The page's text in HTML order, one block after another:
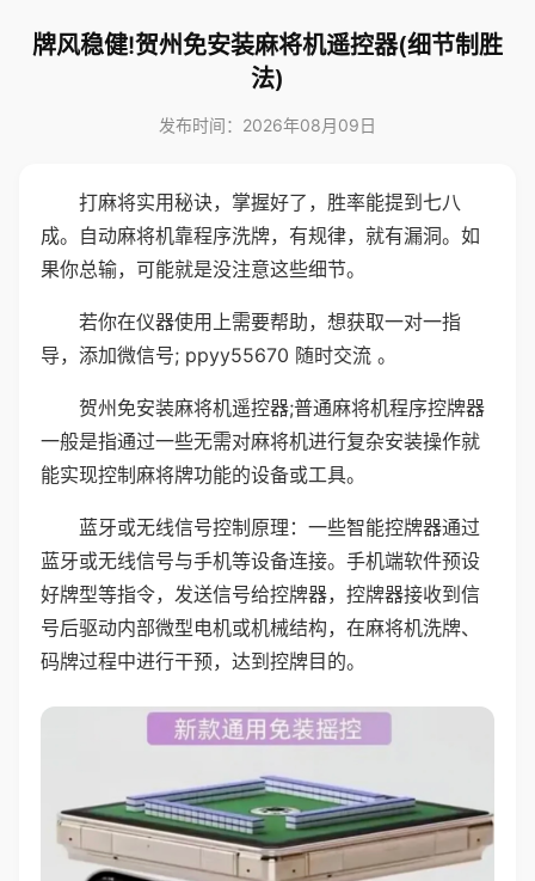
牌风稳健!贺州免安装麻将机遥控器(细节制胜
法)
发布时间：2026年08月09日
打麻将实用秘诀，掌握好了，胜率能提到七八
成。自动麻将机靠程序洗牌，有规律，就有漏洞。如
果你总输，可能就是没注意这些细节。
若你在仪器使用上需要帮助，想获取一对一指
导，添加微信号; ppyy55670 随时交流 。
贺州免安装麻将机遥控器;普通麻将机程序控牌器
一般是指通过一些无需对麻将机进行复杂安装操作就
能实现控制麻将牌功能的设备或工具。
蓝牙或无线信号控制原理：一些智能控牌器通过
蓝牙或无线信号与手机等设备连接。手机端软件预设
好牌型等指令，发送信号给控牌器，控牌器接收到信
号后驱动内部微型电机或机械结构，在麻将机洗牌、
码牌过程中进行干预，达到控牌目的。